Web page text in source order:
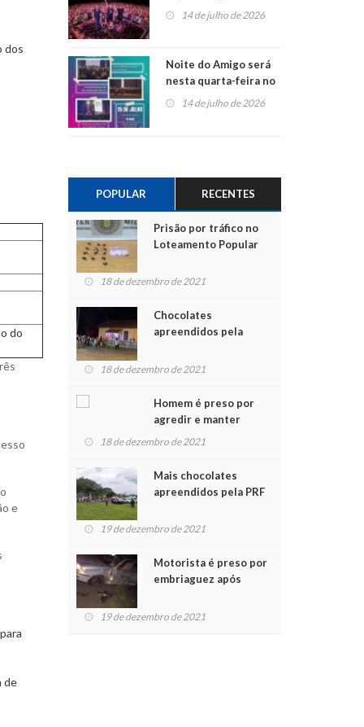
dos
do
e
de
do Jota Quest nos 45
anos da Sicredi Ouro
14 de julho de 2026
Noite do Amigo será
nesta quarta-feira no
Centro de Cultura de
14 de julho de 2026
POPULAR RECENTES
Prisão por tráfico no
Loteamento Popular
18 de dezembro de 2021
Chocolates
apreendidos pela
para crianças na
18 de dezembro de 2021
Homem é preso por
agredir e manter
mulher em cárcere
18 de dezembro de 2021
Mais chocolates
apreendidos pela PRF
crianças no Natal
19 de dezembro de 2021
Motorista é preso por
embriaguez após
feridos
19 de dezembro de 2021